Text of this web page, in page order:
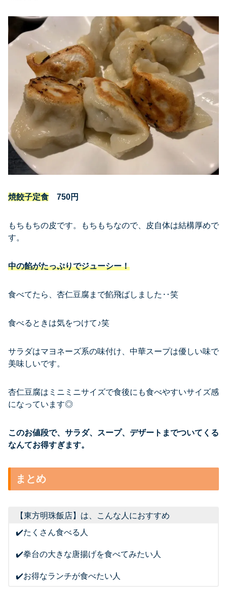
焼餃子定食 750円
もちもちの皮です。もちもちなので、皮自体は結構厚めで
す。
中の餡がたっぷりでジューシー！
食べてたら、杏仁豆腐まで餡飛ばしました‥笑
食べるときは気をつけて♪笑
サラダはマヨネーズ系の味付け、中華スープは優しい味で
美味しいです。
杏仁豆腐はミニミニサイズで食後にも食べやすいサイズ感
になっています◎
このお値段で、サラダ、スープ、デザートまでついてくる
なんてお得すぎます。
まとめ
【東方明珠飯店】は、こんな人におすすめ
✔️たくさん食べる人
✔️拳台の大きな唐揚げを食べてみたい人
✔️お得なランチが食べたい人